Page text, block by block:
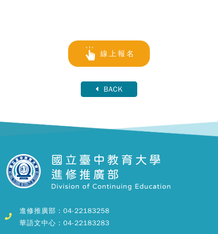
線上報名
BACK
進修推廣部：04-22183258
華語文中心：04-22183283